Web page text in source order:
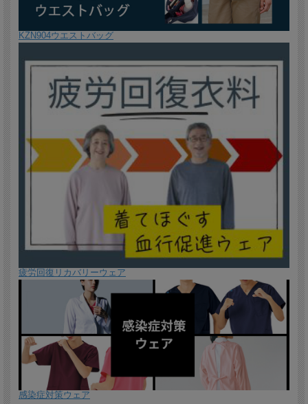
KZN904ウエストバッグ
疲労回復リカバリーウェア
感染症対策ウェア